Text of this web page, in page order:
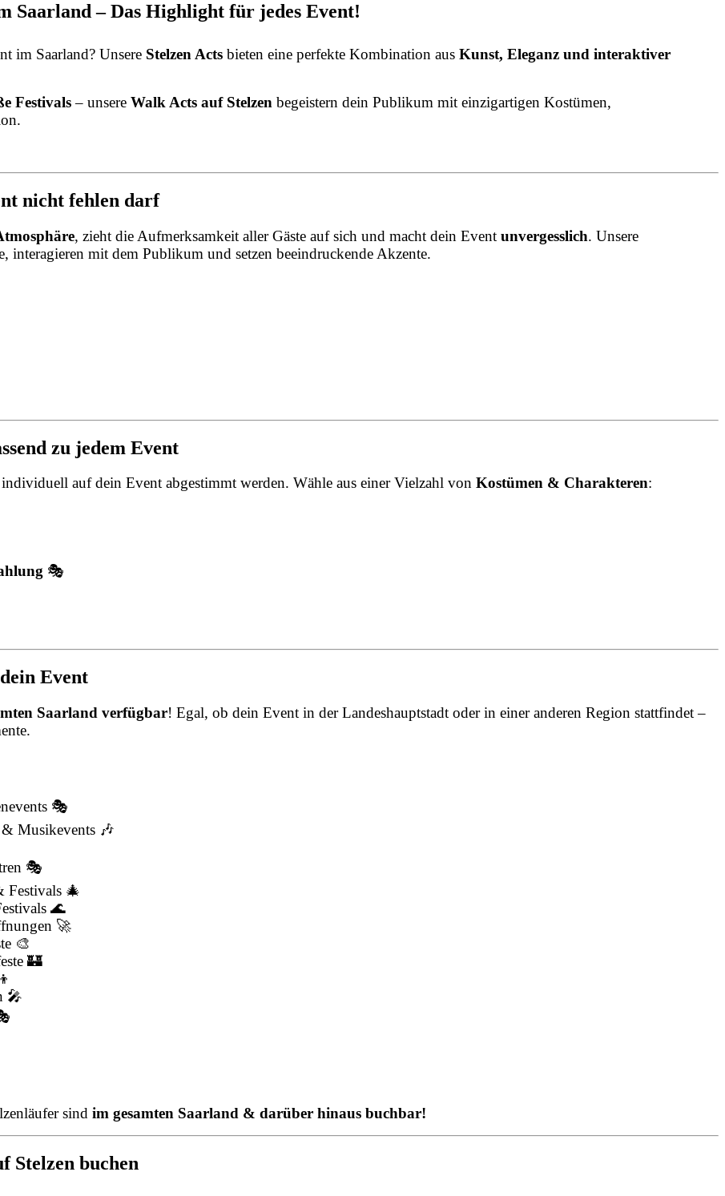
Saarland – Das Highlight für jedes Event!
im Saarland? Unsere Stelzen Acts bieten eine perfekte Kombination aus Kunst, Eleganz und interaktiver
Festivals– unsere Walk Acts auf Stelzen begeistern dein Publikum mit einzigartigen Kostümen,
nicht fehlen darf
, zieht die Aufmerksamkeit aller Gäste auf sich und macht dein Event unvergesslich. Unsere
interagieren mit dem Publikum und setzen beeindruckende Akzente.
zu jedem Event
auf dein Event abgestimmt werden. Wähle aus einer Vielzahl von Kostümen & Charakteren:
🎭
Event
Saarland verfügbar! Egal, ob dein Event in der Landeshauptstadt oder in einer anderen Region stattfindet –
🎭
Musikevents 🎶
🎭
Festivals 🎄
🌊
🚀
🎨
🏰
🎤
sind im gesamten Saarland & darüber hinaus buchbar!
Stelzen buchen